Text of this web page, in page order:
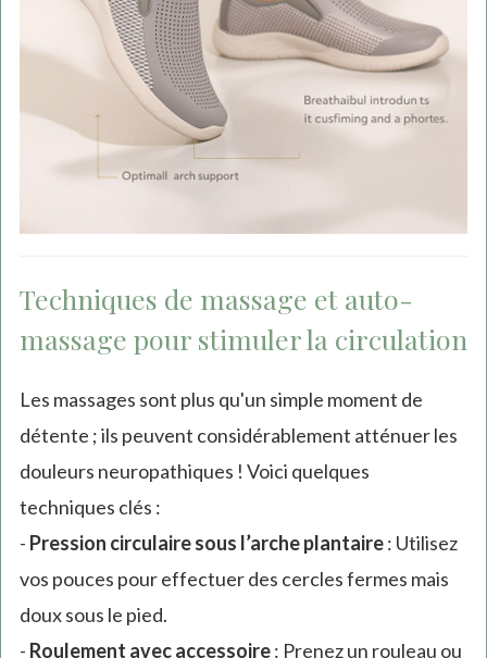
Techniques de massage et auto-
massage pour stimuler la circulation
Les massages sont plus qu'un simple moment de
détente ; ils peuvent considérablement atténuer les
douleurs neuropathiques ! Voici quelques
techniques clés :
- Pression circulaire sous l’arche plantaire: Utilisez
vos pouces pour effectuer des cercles fermes mais
doux sous le pied.
- Roulement avec accessoire: Prenez un rouleau ou